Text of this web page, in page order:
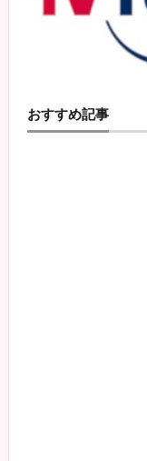
おすすめ記事